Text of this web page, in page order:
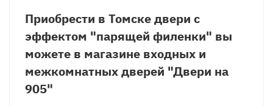
Приобрести в Томске двери с
эффектом "парящей филенки" вы
можете в магазине входных и
межкомнатных дверей "Двери на
905"